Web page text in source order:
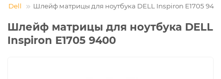
Dell Шлейф матрицы для ноутбука DELL Inspiron E1705
Шлейф матрицы для ноутбука DELL
Inspiron E1705 9400